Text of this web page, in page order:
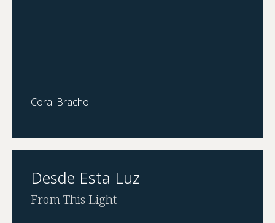
Coral Bracho
Desde Esta Luz
From This Light